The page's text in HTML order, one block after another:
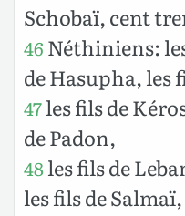
Schobaï, cent
46 Néthiniens:
de Hasupha, les
47les fils de
de Padon,
48les fils de
les fils de Salmaï,